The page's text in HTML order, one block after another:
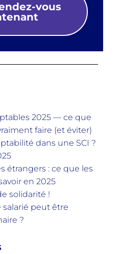
vous
2025 — ce que
faire (et éviter)
dans une SCI ?
étrangers : ce que les
en 2025
solidarité !
salarié peut être
?